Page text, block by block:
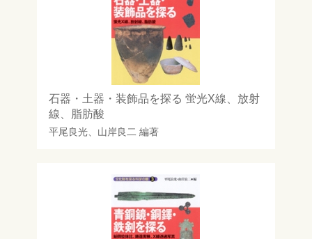
石器・土器・装飾品を探る 蛍光X線、放射
線、脂肪酸
平尾良光、 山岸良二 編著